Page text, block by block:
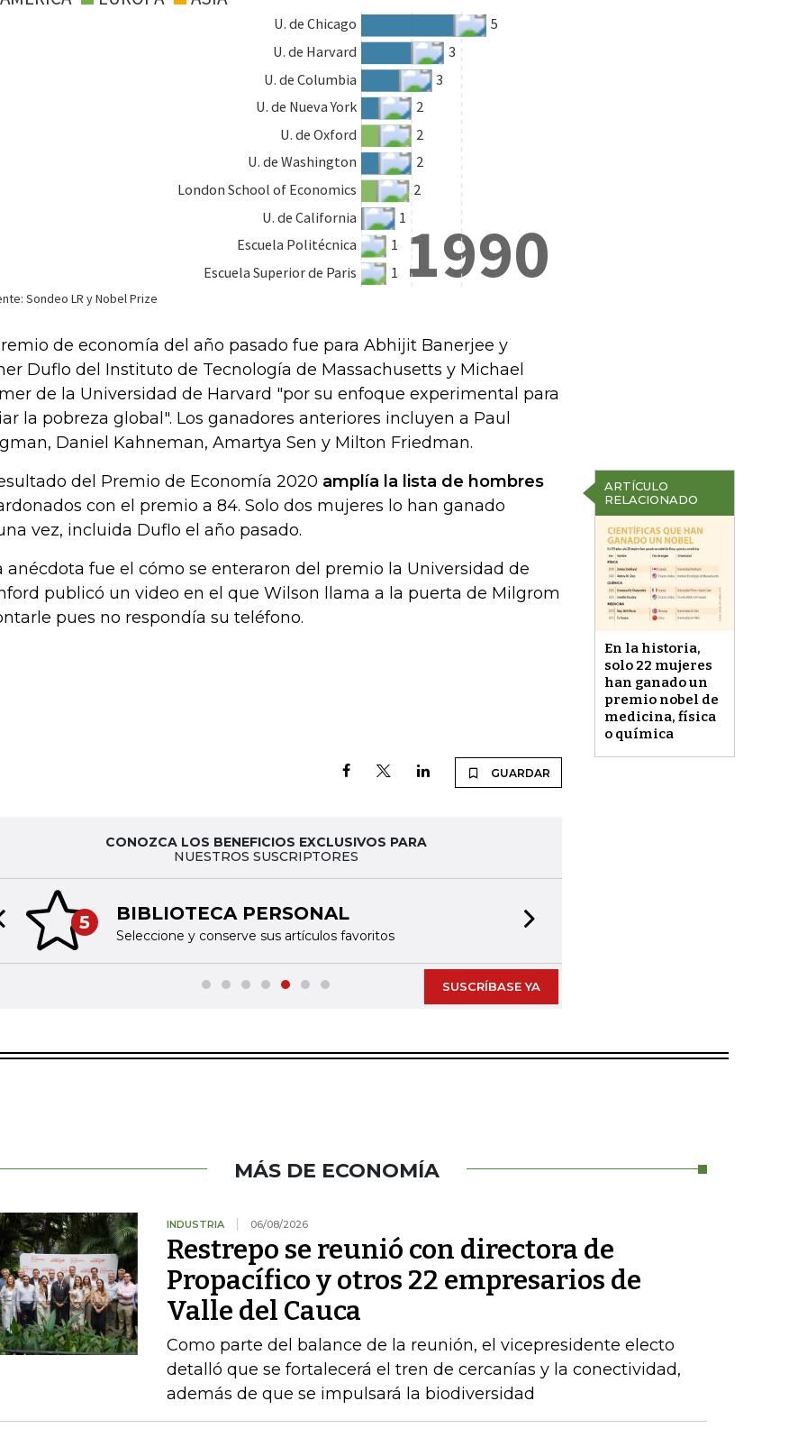
de economía del año pasado fue para Abhijit Banerjee y
Duflo del Instituto de Tecnología de Massachusetts y Michael
de la Universidad de Harvard "por su enfoque experimental para
la pobreza global". Los ganadores anteriores incluyen a Paul
Daniel Kahneman, Amartya Sen y Milton Friedman.
ARTÍCULO
RELACIONADO
En la historia,
solo 22 mujeres
han ganado un
premio nobel de
medicina, física
o química
del Premio de Economía 2020 amplía la lista de hombres
con el premio a 84. Solo dos mujeres lo han ganado
vez, incluida Duflo el año pasado.
anécdota fue el cómo se enteraron del premio la Universidad de
publicó un video en el que Wilson llama a la puerta de Milgrom
pues no respondía su teléfono.
GUARDAR
CONOZCA LOS BENEFICIOS EXCLUSIVOS PARA
NUESTROS SUSCRIPTORES
5 BIBLIOTECA PERSONAL
Seleccione y conserve sus artículos favoritos
slide
SUSCRÍBASE YA
MÁS DE ECONOMÍA
INDUSTRIA 06/08/2026
Restrepo se reunió con directora de
Propacífico y otros 22 empresarios de
Valle del Cauca
Como parte del balance de la reunión, el vicepresidente electo
detalló que se fortalecerá el tren de cercanías y la conectividad,
además de que se impulsará la biodiversidad